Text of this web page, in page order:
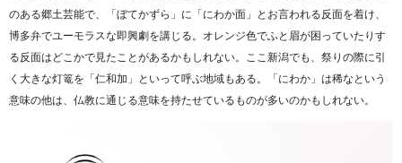
のある郷土芸能で、「ぼてかずら」に「にわか面」とお言われる反面を着け、
博多弁でユーモラスな即興劇を講じる。オレンジ色でふと眉が困っていたりす
る反面はどこかで見たことがあるかもしれない。ここ新潟でも、祭りの際に引
く大きな灯篭を「仁和加」といって呼ぶ地域もある。「にわか」は稀なという
意味の他は、仏教に通じる意味を持たせているものが多いのかもしれない。